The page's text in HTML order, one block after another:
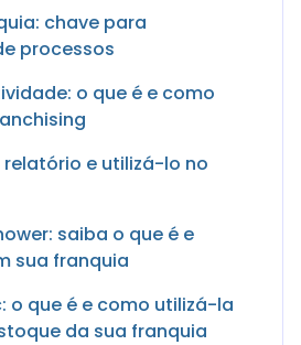
chave para
processos
o que é e como
e utilizá-lo no
saiba o que é e
sua franquia
o que é e como utilizá-la
da sua franquia